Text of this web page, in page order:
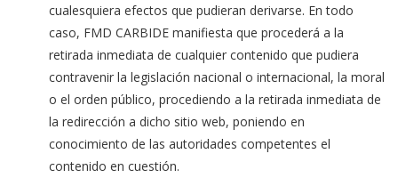
cualesquiera efectos que pudieran derivarse. En todo
caso, FMD CARBIDE manifiesta que procederá a la
retirada inmediata de cualquier contenido que pudiera
contravenir la legislación nacional o internacional, la moral
o el orden público, procediendo a la retirada inmediata de
la redirección a dicho sitio web, poniendo en
conocimiento de las autoridades competentes el
contenido en cuestión.